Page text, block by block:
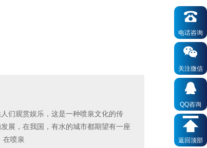
们观赏娱乐，这是一种喷泉文化的传
展，在我国，有水的城市都期望有一座
在喷泉
电话咨询
关注微信
QQ咨询
返回顶部